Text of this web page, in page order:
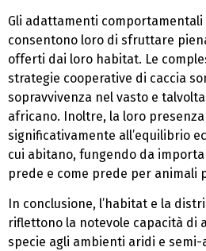
Gli adattamenti
consentono loro di sfruttare
offerti dai loro habitat. Le
strategie cooperative di caccia
sopravvivenza nel vasto e
africano. Inoltre, la loro
significativamente all’equilibrio
cui abitano, fungendo da
prede e come prede per animali
In conclusione, l’habitat e la
riflettono la notevole capacità di
specie agli ambienti aridi e semi-